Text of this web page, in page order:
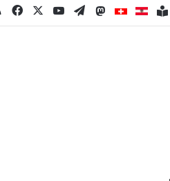
RSS Facebook YouTubeTelegramMastodon
MiNa